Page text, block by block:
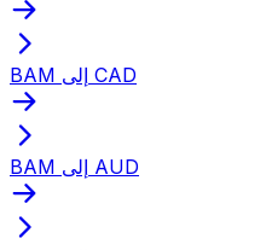
BAM إلى CAD
BAM إلى AUD